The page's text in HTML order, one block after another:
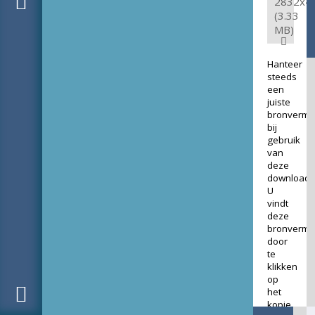
(3.33
MB)
Hanteer
steeds
een
juiste
bij
gebruik
van
deze
download.
U
vindt
deze
door
te
klikken
op
het
kopje